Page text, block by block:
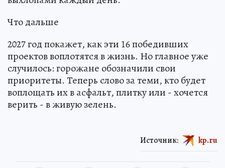
Что дальше
2027 год покажет, как эти 16 победивших
проектов воплотятся в жизнь. Но главное уже
случилось: горожане обозначили свои
приоритеты. Теперь слово за теми, кто будет
воплощать их в асфальт, плитку или - хочется
верить - в живую зелень.
Источник: kp.ru